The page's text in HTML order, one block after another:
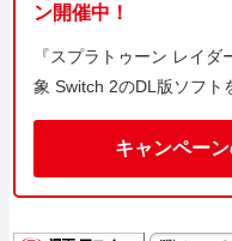
ン開催中！
『スプラトゥーン レイ
象 Switch 2のDL版ソフト
キャンペー